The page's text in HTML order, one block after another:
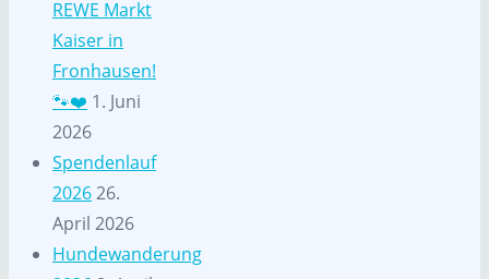
REWE Markt
Kaiser in
Fronhausen!
🐾❤️ 1. Juni
2026
Spendenlauf
202626.
April 2026
Hundewanderung